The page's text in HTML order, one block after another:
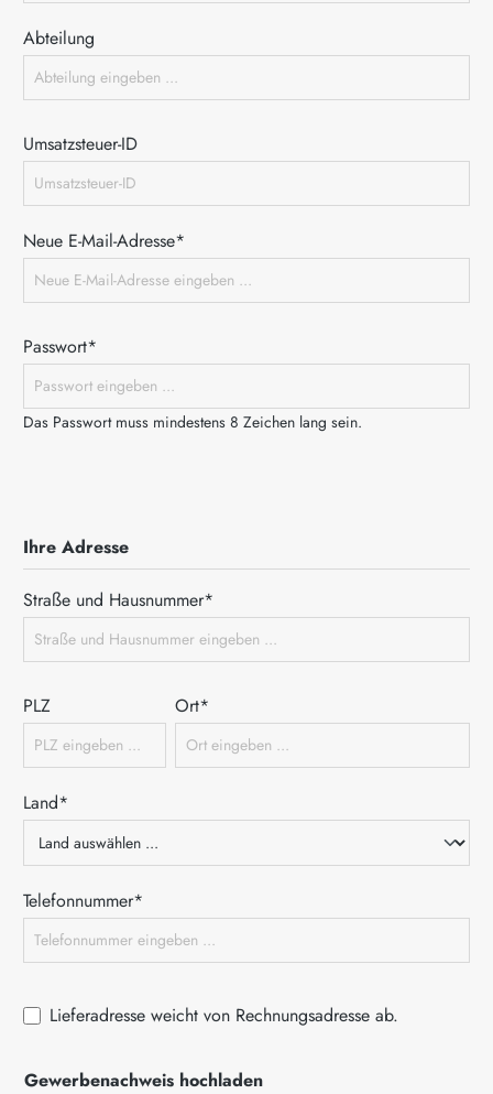
Abteilung
Umsatzsteuer-ID
Neue E-Mail-Adresse*
Passwort*
Das Passwort muss mindestens 8 Zeichen lang sein.
Ihre Adresse
Straße und Hausnummer*
PLZ Ort*
Land*
Telefonnummer*
Lieferadresse weicht von Rechnungsadresse ab.
Gewerbenachweis hochladen